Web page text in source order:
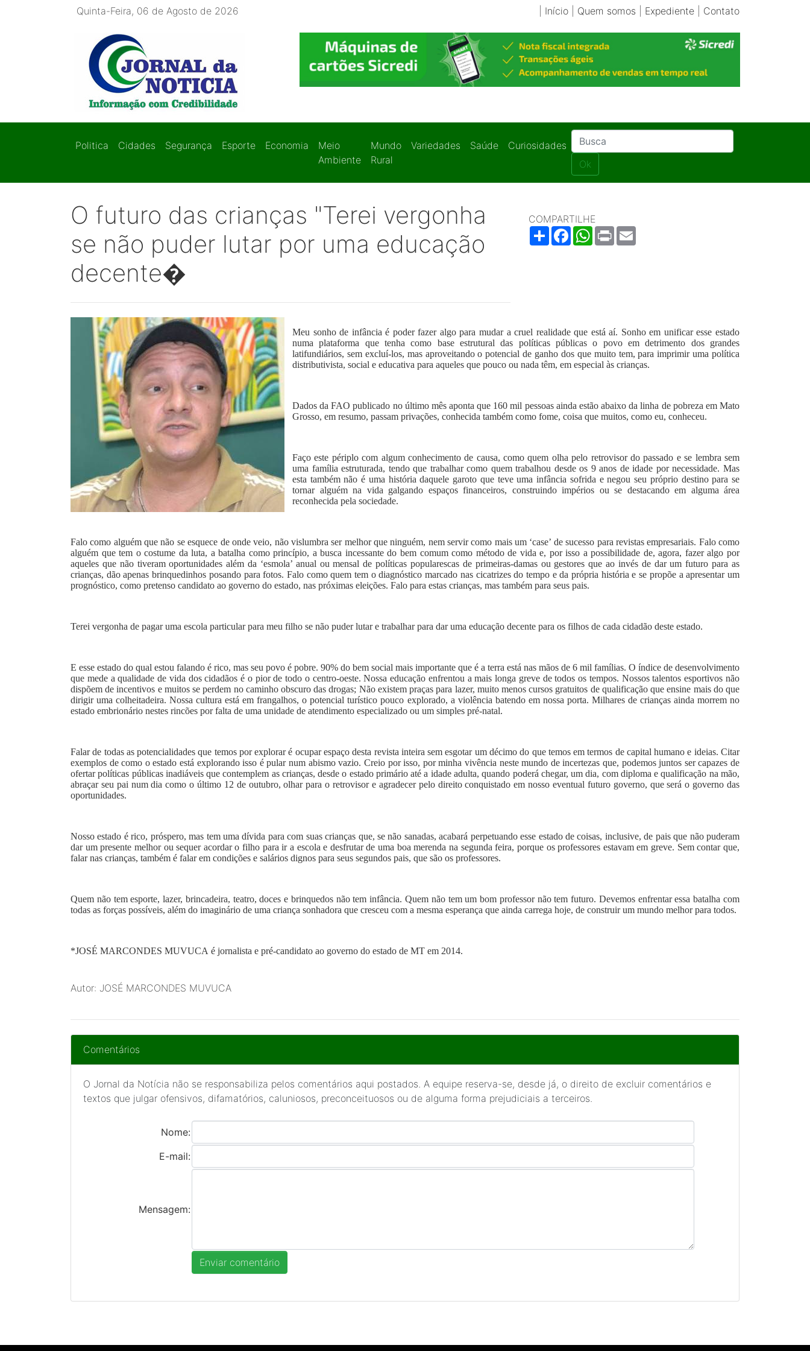
Quinta-Feira, 06 de Agosto de 2026 Início| Quem somos Expediente| Contato
Politica Cidades Segurança Esporte Economia
Meio
Ambiente
Mundo
Rural
Variedades Saúde
Curiosidades
Ok
O futuro das crianças "Terei vergonha
se não puder lutar por uma educação
decente�
COMPARTILHE
ShareFacebookWhatsApp
Print
Meu sonho de infância é poder fazer algo para mudar a cruel realidade que está aí. Sonho em unificar esse estado
numa plataforma que tenha como base estrutural das políticas públicas o povo em detrimento dos grandes
latifundiários, sem excluí-los, mas aproveitando o potencial de ganho dos que muito tem, para imprimir uma política
distributivista, social e educativa para aqueles que pouco ou nada têm, em especial às crianças.
Dados da FAO publicado no último mês aponta que 160 mil pessoas ainda estão abaixo da linha de pobreza em Mato
Grosso, em resumo, passam privações, conhecida também como fome, coisa que muitos, como eu, conheceu.
Faço este périplo com algum conhecimento de causa, como quem olha pelo retrovisor do passado e se lembra sem
uma família estruturada, tendo que trabalhar como quem trabalhou desde os 9 anos de idade por necessidade. Mas
esta também não é uma história daquele garoto que teve uma infância sofrida e negou seu próprio destino para se
tornar alguém na vida galgando espaços financeiros, construindo impérios ou se destacando em alguma área
reconhecida pela sociedade.
Falo como alguém que não se esquece de onde veio, não vislumbra ser melhor que ninguém, nem servir como mais um ‘case’ de sucesso para revistas empresariais. Falo como
alguém que tem o costume da luta, a batalha como princípio, a busca incessante do bem comum como método de vida e, por isso a possibilidade de, agora, fazer algo por
aqueles que não tiveram oportunidades além da ‘esmola’ anual ou mensal de políticas popularescas de primeiras-damas ou gestores que ao invés de dar um futuro para as
crianças, dão apenas brinquedinhos posando para fotos. Falo como quem tem o diagnóstico marcado nas cicatrizes do tempo e da própria história e se propõe a apresentar um
prognóstico, como pretenso candidato ao governo do estado, nas próximas eleições. Falo para estas crianças, mas também para seus pais.
Terei vergonha de pagar uma escola particular para meu filho se não puder lutar e trabalhar para dar uma educação decente para os filhos de cada cidadão deste estado.
E esse estado do qual estou falando é rico, mas seu povo é pobre. 90% do bem social mais importante que é a terra está nas mãos de 6 mil famílias. O índice de desenvolvimento
que mede a qualidade de vida dos cidadãos é o pior de todo o centro-oeste. Nossa educação enfrentou a mais longa greve de todos os tempos. Nossos talentos esportivos não
dispõem de incentivos e muitos se perdem no caminho obscuro das drogas; Não existem praças para lazer, muito menos cursos gratuitos de qualificação que ensine mais do que
dirigir uma colheitadeira. Nossa cultura está em frangalhos, o potencial turístico pouco explorado, a violência batendo em nossa porta. Milhares de crianças ainda morrem no
estado embrionário nestes rincões por falta de uma unidade de atendimento especializado ou um simples pré-natal.
Falar de todas as potencialidades que temos por explorar é ocupar espaço desta revista inteira sem esgotar um décimo do que temos em termos de capital humano e ideias. Citar
exemplos de como o estado está explorando isso é pular num abismo vazio. Creio por isso, por minha vivência neste mundo de incertezas que, podemos juntos ser capazes de
ofertar políticas públicas inadiáveis que contemplem as crianças, desde o estado primário até a idade adulta, quando poderá chegar, um dia, com diploma e qualificação na mão,
abraçar seu pai num dia como o último 12 de outubro, olhar para o retrovisor e agradecer pelo direito conquistado em nosso eventual futuro governo, que será o governo das
oportunidades.
Nosso estado é rico, próspero, mas tem uma dívida para com suas crianças que, se não sanadas, acabará perpetuando esse estado de coisas, inclusive, de pais que não puderam
dar um presente melhor ou sequer acordar o filho para ir a escola e desfrutar de uma boa merenda na segunda feira, porque os professores estavam em greve. Sem contar que,
falar nas crianças, também é falar em condições e salários dignos para seus segundos pais, que são os professores.
Quem não tem esporte, lazer, brincadeira, teatro, doces e brinquedos não tem infância. Quem não tem um bom professor não tem futuro. Devemos enfrentar essa batalha com
todas as forças possíveis, além do imaginário de uma criança sonhadora que cresceu com a mesma esperança que ainda carrega hoje, de construir um mundo melhor para todos.
*JOSÉ MARCONDES MUVUCA é jornalista e pré-candidato ao governo do estado de MT em 2014.
Autor: JOSÉ MARCONDES MUVUCA
Comentários
O Jornal da Notícia não se responsabiliza pelos comentários aqui postados. A equipe reserva-se, desde já, o direito de excluir comentários e
textos que julgar ofensivos, difamatórios, caluniosos, preconceituosos ou de alguma forma prejudiciais a terceiros.
Nome:
E-mail:
Mensagem: